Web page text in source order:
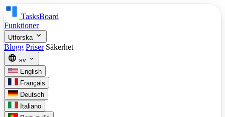
TasksBoard
Funktioner
Utforska expand_more
Blogg Priser Säkerhet
language sv expand_more
English
Français
Deutsch
Italiano